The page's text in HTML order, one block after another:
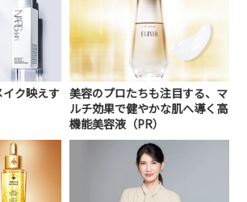
ク映えす
美容のプロたちも注目する、マ
ルチ効果で健やかな肌へ導く高
機能美容液（PR）